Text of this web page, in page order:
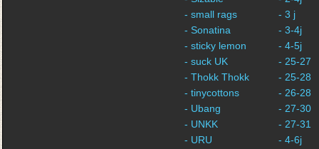
- small rags
- Sonatina
- sticky lemon
- suck UK
- Thokk Thokk
- tinycottons
- Ubang
- UNKK
- URU
- 3 j
- 3-4j
- 4-5j
- 25-27
- 25-28
- 26-28
- 27-30
- 27-31
- 4-6j